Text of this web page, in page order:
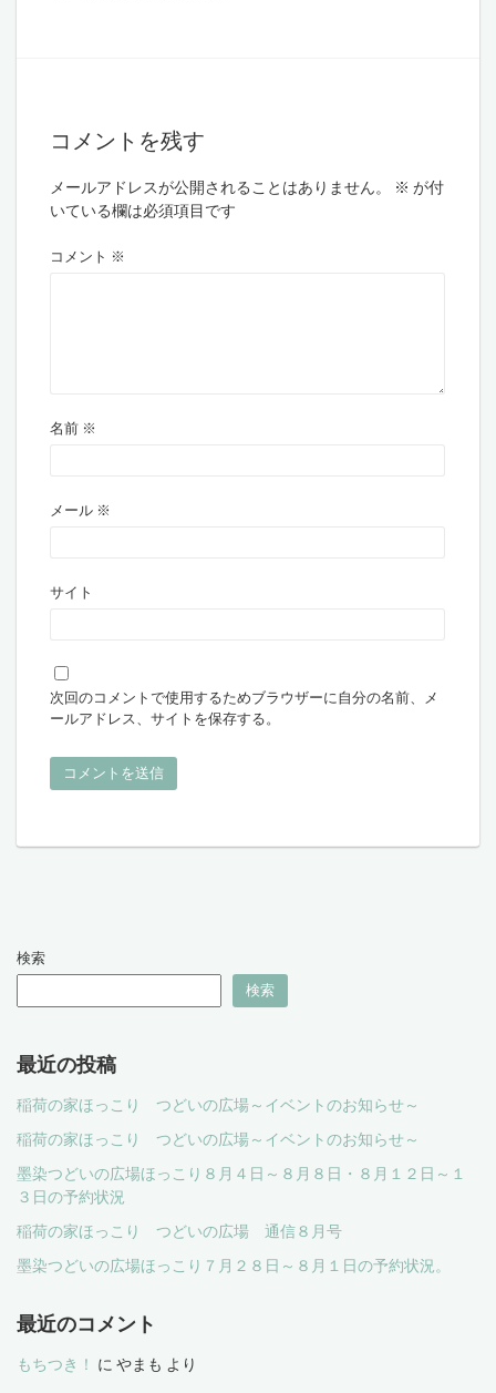
コメントを残す
メールアドレスが公開されることはありません。 ※ が付
いている欄は必須項目です
コメント ※
名前 ※
メール ※
サイト
次回のコメントで使用するためブラウザーに自分の名前、メ
ールアドレス、サイトを保存する。
検索
検索
最近の投稿
稲荷の家ほっこり つどいの広場～イベントのお知らせ～
稲荷の家ほっこり つどいの広場～イベントのお知らせ～
墨染つどいの広場ほっこり８月４日～８月８日・８月１２日～１
３日の予約状況
稲荷の家ほっこり つどいの広場 通信８月号
墨染つどいの広場ほっこり７月２８日～８月１日の予約状況。
最近のコメント
もちつき！ に やまも より